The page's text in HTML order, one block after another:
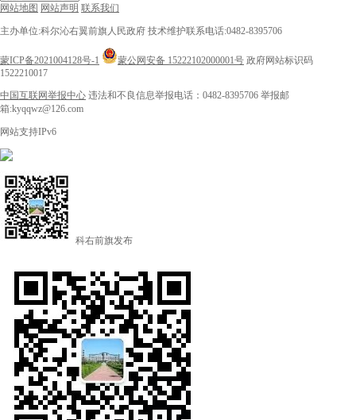
网站地图 网站声明 联系我们
主办单位:科尔沁右翼前旗人民政府 技术维护联系电话:0482-8395706
蒙ICP备2021004128号-1 蒙公网安备 15222102000001号 政府网站标识码
1522210017
中国互联网举报中心 违法和不良信息举报电话：0482-8395706 举报邮
箱:kyqqwz@126.com
网站支持IPv6
科右前旗发布